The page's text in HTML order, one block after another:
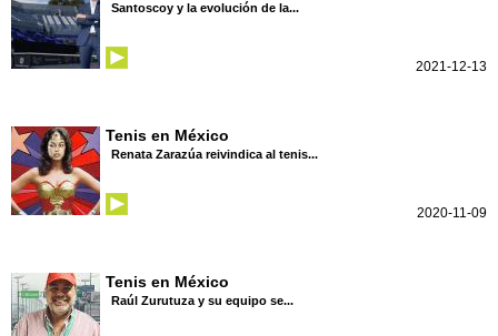
Santoscoy y la evolución de la...
2021-12-13
Tenis en México
Renata Zarazúa reivindica al tenis...
2020-11-09
Tenis en México
Raúl Zurutuza y su equipo se...